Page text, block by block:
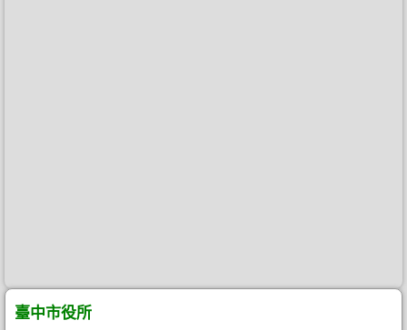
臺中市役所